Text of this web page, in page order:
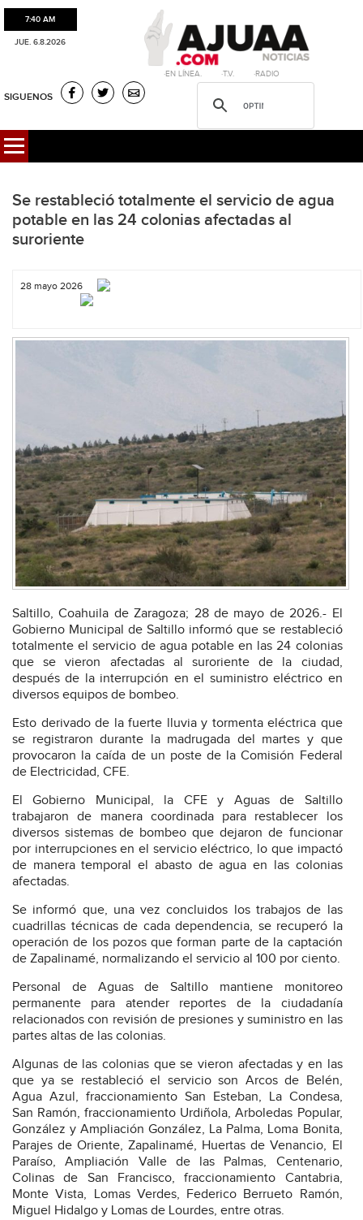
7:40 AM
JUE. 6.8.2026
·EN LÍNEA. ·T.V. ·RADIO
SIGUENOS
Se restableció totalmente el servicio de agua
potable en las 24 colonias afectadas al
suroriente
28 mayo 2026
Saltillo, Coahuila de Zaragoza; 28 de mayo de 2026.- El
Gobierno Municipal de Saltillo informó que se restableció
totalmente el servicio de agua potable en las 24 colonias
que se vieron afectadas al suroriente de la ciudad,
después de la interrupción en el suministro eléctrico en
diversos equipos de bombeo.
Esto derivado de la fuerte lluvia y tormenta eléctrica que
se registraron durante la madrugada del martes y que
provocaron la caída de un poste de la Comisión Federal
de Electricidad, CFE.
El Gobierno Municipal, la CFE y Aguas de Saltillo
trabajaron de manera coordinada para restablecer los
diversos sistemas de bombeo que dejaron de funcionar
por interrupciones en el servicio eléctrico, lo que impactó
de manera temporal el abasto de agua en las colonias
afectadas.
Se informó que, una vez concluidos los trabajos de las
cuadrillas técnicas de cada dependencia, se recuperó la
operación de los pozos que forman parte de la captación
de Zapalinamé, normalizando el servicio al 100 por ciento.
Personal de Aguas de Saltillo mantiene monitoreo
permanente para atender reportes de la ciudadanía
relacionados con revisión de presiones y suministro en las
partes altas de las colonias.
Algunas de las colonias que se vieron afectadas y en las
que ya se restableció el servicio son Arcos de Belén,
Agua Azul, fraccionamiento San Esteban, La Condesa,
San Ramón, fraccionamiento Urdiñola, Arboledas Popular,
González y Ampliación González, La Palma, Loma Bonita,
Parajes de Oriente, Zapalinamé, Huertas de Venancio, El
Paraíso, Ampliación Valle de las Palmas, Centenario,
Colinas de San Francisco, fraccionamiento Cantabria,
Monte Vista, Lomas Verdes, Federico Berrueto Ramón,
Miguel Hidalgo y Lomas de Lourdes, entre otras.